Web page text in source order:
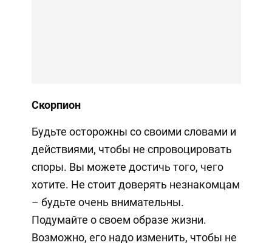
Скорпион
Будьте осторожны со своими словами и
действиями, чтобы не спровоцировать
споры. Вы можете достичь того, чего
хотите. Не стоит доверять незнакомцам
– будьте очень внимательны.
Подумайте о своем образе жизни.
Возможно, его надо изменить, чтобы не